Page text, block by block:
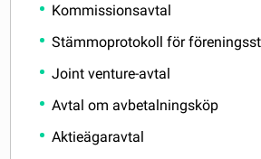
Kommissionsavtal
Stämmoprotokoll för
Joint venture-avtal
Avtal om avbetalningsköp
Aktieägaravtal